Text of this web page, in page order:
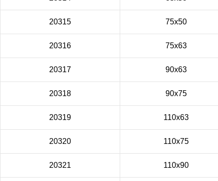
20315 75x50
20316 75x63
20317 90x63
20318 90x75
20319 110x63
20320 110x75
20321 110x90